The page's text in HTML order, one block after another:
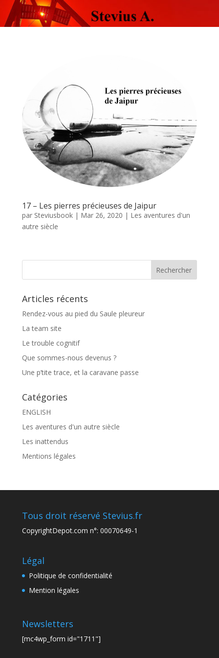
17 – Les pierres précieuses de Jaipur
par Steviusbook| Mar 26, 2020 | Les aventures d'un
autre siècle
Articles récents
Rendez-vous au pied du Saule pleureur
La team site
Le trouble cognitif
Que sommes-nous devenus ?
Une p’tite trace, et la caravane passe
Catégories
ENGLISH
Les aventures d'un autre siècle
Les inattendus
Mentions légales
Tous droit réservé Stevius.fr
CopyrightDepot.com n°: 00070649-1
Légal
Politique de confidentialité
Mention légales
Newsletters
[mc4wp_form id="1711"]